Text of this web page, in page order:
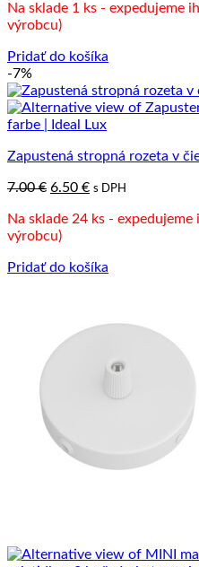
bola:
7.00 €.
je:
Na sklade 1 ks - expedujeme
výrobcu)
Pridať do košíka
-7%
Zapustená stropná rozeta v
7.00€ Pôvodná
bola:
7.00 €.
6.50 €Aktuálna
je:
s DPH
Na sklade 24 ks -
výrobcu)
Pridať do košíka